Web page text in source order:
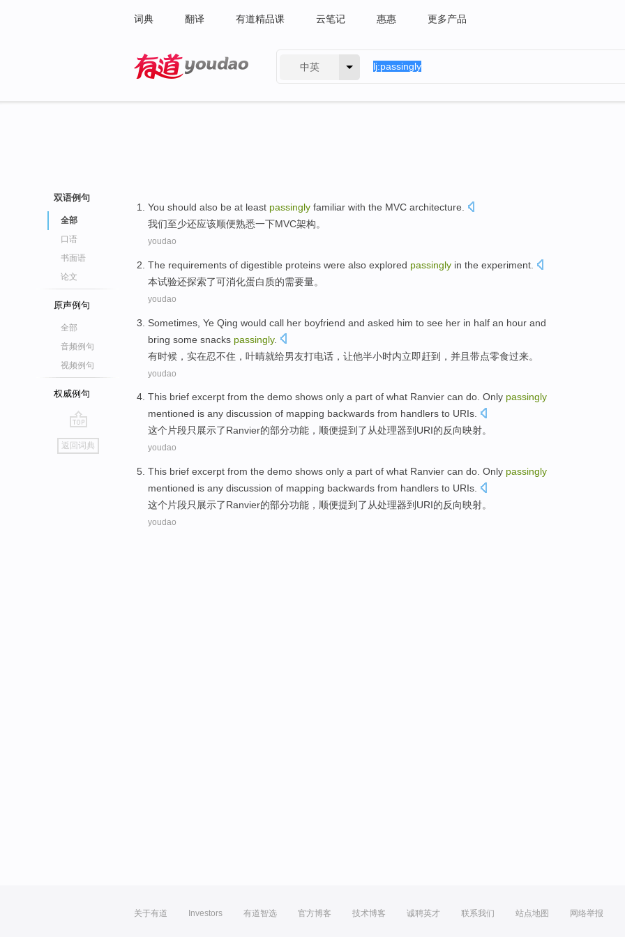
词典 翻译 有道精品课 云笔记 惠惠 更多产品
中英
双语例句
全部
口语
书面语
论文
原声例句
全部
音频例句
视频例句
权威例句
go
top
返回词典
You should also be at least passingly familiar with the MVC architecture
我们至少还应该顺便熟悉一下MVC架构。
youdao
The requirements of digestible proteins were also explored passingly in the experiment
本试验还探索了可消化蛋白质的需要量。
youdao
Sometimes , Ye Qing would call her boyfriend and asked him to see her in half an hour and
bring some snacks passingly.
有时候 ，实在忍不住， 叶晴就给男友打电话 ， 让他半小时内立即赶到， 并且带点零食过来。
youdao
This brief excerpt from the demo shows only a part of what Ranvier can do. Only passingly
mentioned is any discussion of mapping backwards from handlers to URIs.
这个片段只展示了Ranvier的部分功能， 顺便提到 了从处理器到 URI的反向映射。
youdao
This brief excerpt from the demo shows only a part of what Ranvier can do. Only passingly
mentioned is any discussion of mapping backwards from handlers to URIs
这个片段只 展示了Ranvier的部分功能， 顺便提到 了 从处理器到 URI的反向映射。
youdao
关于有道 Investors 有道智选 官方博客 技术博客 诚聘英才 联系我们 站点地图 网络举报